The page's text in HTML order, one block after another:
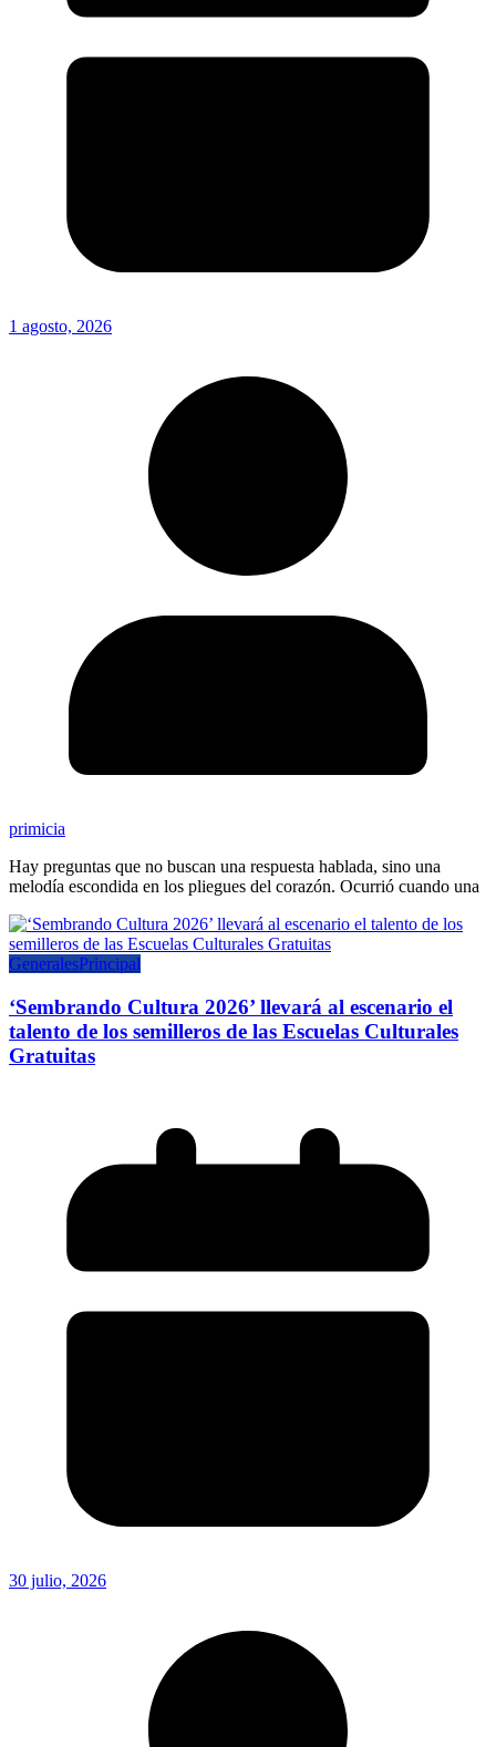
1 agosto, 2026
primicia
Hay preguntas que no buscan una respuesta hablada, sino una
melodía escondida en los pliegues del corazón. Ocurrió cuando una
GeneralesPrincipal
‘Sembrando Cultura 2026’ llevará al escenario el
talento de los semilleros de las Escuelas Culturales
Gratuitas
30 julio, 2026